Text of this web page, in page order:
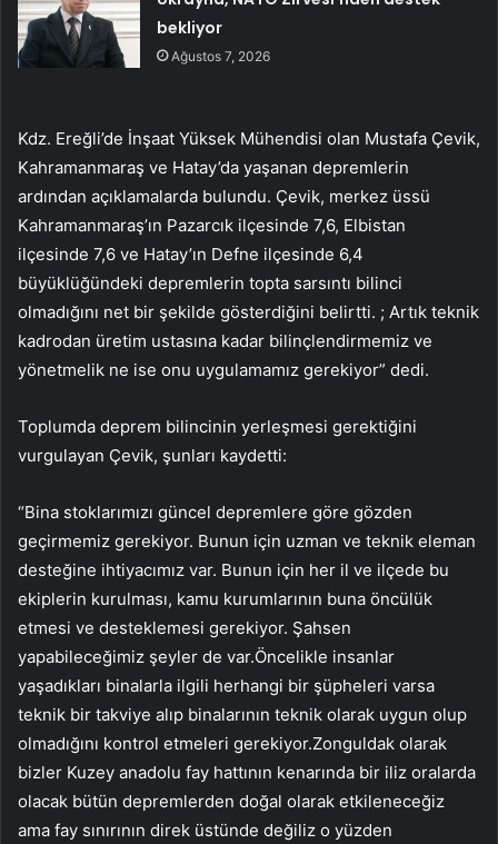
bekliyor
Ağustos 7, 2026
Kdz. Ereğli’de İnşaat Yüksek Mühendisi olan Mustafa Çevik,
Kahramanmaraş ve Hatay’da yaşanan depremlerin
ardından açıklamalarda bulundu. Çevik, merkez üssü
Kahramanmaraş’ın Pazarcık ilçesinde 7,6, Elbistan
ilçesinde 7,6 ve Hatay’ın Defne ilçesinde 6,4
büyüklüğündeki depremlerin topta sarsıntı bilinci
olmadığını net bir şekilde gösterdiğini belirtti. ; Artık teknik
kadrodan üretim ustasına kadar bilinçlendirmemiz ve
yönetmelik ne ise onu uygulamamız gerekiyor” dedi.
Toplumda deprem bilincinin yerleşmesi gerektiğini
vurgulayan Çevik, şunları kaydetti:
“Bina stoklarımızı güncel depremlere göre gözden
geçirmemiz gerekiyor. Bunun için uzman ve teknik eleman
desteğine ihtiyacımız var. Bunun için her il ve ilçede bu
ekiplerin kurulması, kamu kurumlarının buna öncülük
etmesi ve desteklemesi gerekiyor. Şahsen
yapabileceğimiz şeyler de var.Öncelikle insanlar
yaşadıkları binalarla ilgili herhangi bir şüpheleri varsa
teknik bir takviye alıp binalarının teknik olarak uygun olup
olmadığını kontrol etmeleri gerekiyor.Zonguldak olarak
bizler Kuzey anadolu fay hattının kenarında bir iliz oralarda
olacak bütün depremlerden doğal olarak etkileneceğiz
ama fay sınırının direk üstünde değiliz o yüzden